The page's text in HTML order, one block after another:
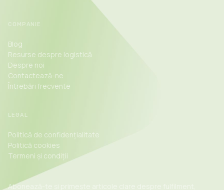
COMPANIE
Blog
Resurse despre logistică
Despre noi
Contactează-ne
Întrebări frecvente
LEGAL
Politică de confidențialitate
Politică cookies
Termeni și condiții
Abonează-te și primește articole clare despre fulfilment,